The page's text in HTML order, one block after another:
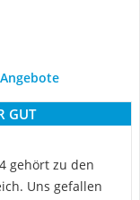
GUT
gehört zu den
Uns gefallen